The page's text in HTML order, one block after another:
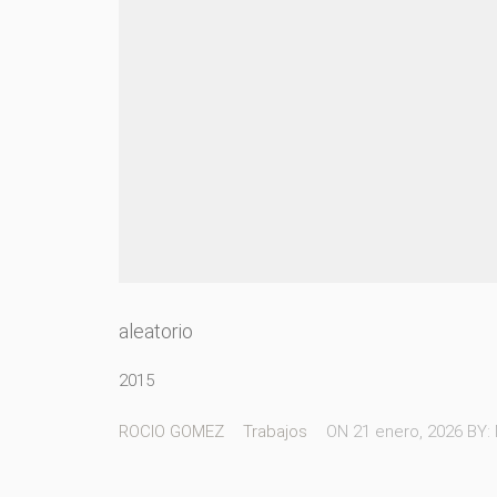
aleatorio
2015
ROCIO GOMEZ Trabajos ON 21 enero, 2026 BY: